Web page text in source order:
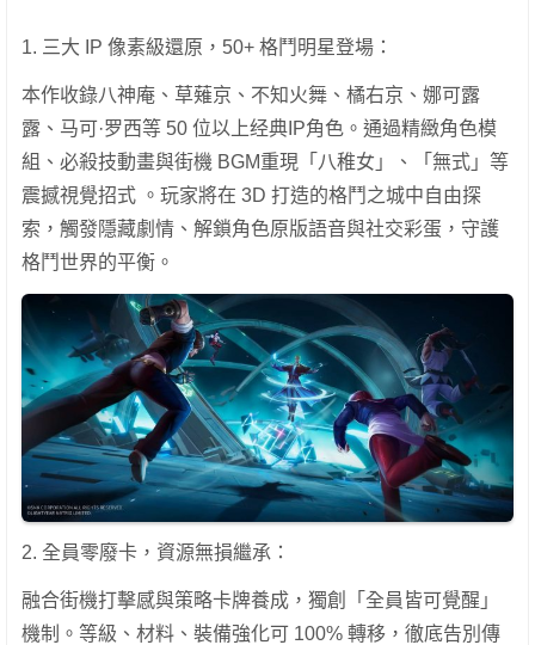
1. 三大 IP 像素級還原，50+ 格鬥明星登場：
本作收錄八神庵、草薙京、不知火舞、橘右京、娜可露
露、马可·罗西等 50 位以上经典IP角色。通過精緻角色模
組、必殺技動畫與街機 BGM重現「八稚女」、「無式」等
震撼視覺招式 。玩家將在 3D 打造的格鬥之城中自由探
索，觸發隱藏劇情、解鎖角色原版語音與社交彩蛋，守護
格鬥世界的平衡。
2. 全員零廢卡，資源無損繼承：
融合街機打擊感與策略卡牌養成，獨創「全員皆可覺醒」
機制。等級、材料、裝備強化可 100% 轉移，徹底告別傳